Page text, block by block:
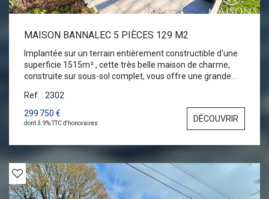
MAISON BANNALEC 5 PIÈCES 129 M2
Implantée sur un terrain entièrement constructible d'une
superficie 1515m² , cette très belle maison de charme,
construite sur sous-sol complet, vous offre une grande
moderne. Au premier étage, une suite parentale avec
chambre, dressing, salle de bains, wc et un grand bureau
pouvant faire office de chambre. Au deuxième étage;
l'espace des enfants avec deux chambres, salle d'eau et
wc ainsi qu'une mezzanine. Une situation idéale avec la
proximité des écoles et des services. Raccordée au tout à
l'égout. Chaudière au gaz de ville. Panneaux solaires
apportant un revenu de 1500 €uros/ans par une
production d'électricité revendue.
Ref. : 2302
299 750 €
dont 3.9% TTC d'honoraires DÉCOUVRIR